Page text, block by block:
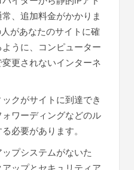
、追加料金がかかりま
があなたのサイトに確
うに、コンピューター
更されないインターネ
クがサイトに到達でき
ワーディングなどのル
必要があります。
プシステムがないた